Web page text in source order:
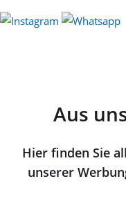
Aus
Hier finden Sie
unserer